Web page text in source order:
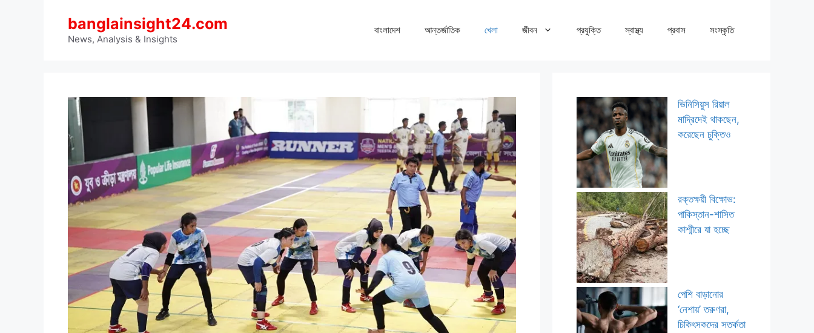
banglainsight24.com
News, Analysis & Insights
বাংলাদেশ আন্তর্জাতিক খেলা জীবন প্রযুক্তি স্বাস্থ্য প্রবাস সংস্কৃতি
ভিনিসিয়ুস রিয়াল
মাদ্রিদেই থাকছেন,
করেছেন চুক্তিও
রক্তক্ষয়ী বিক্ষোভ:
পাকিস্তান-শাসিত
কাশ্মীরে যা হচ্ছে
পেশি বাড়ানোর
‘নেশায়’ তরুণরা,
চিকিৎসকদের সতর্কতা